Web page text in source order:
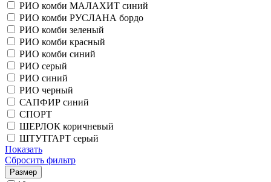
РИО комби МАЛАХИТ синий
РИО комби РУСЛАНА бордо
РИО комби зеленый
РИО комби красный
РИО комби синий
РИО серый
РИО синий
РИО черный
САПФИР синий
СПОРТ
ШЕРЛОК коричневый
ШТУТГАРТ серый
Показать
Сбросить фильтр
Размер